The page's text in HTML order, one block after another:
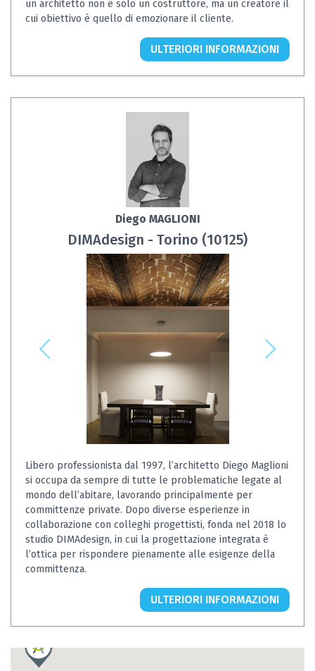
un architetto non è solo un costruttore, ma un creatore il
cui obiettivo è quello di emozionare il cliente.
ULTERIORI INFORMAZIONI
Diego MAGLIONI
DIMAdesign - Torino (10125)
Libero professionista dal 1997, l’architetto Diego Maglioni
si occupa da sempre di tutte le problematiche legate al
mondo dell’abitare, lavorando principalmente per
committenze private. Dopo diverse esperienze in
collaborazione con colleghi progettisti, fonda nel 2018 lo
studio DIMAdesign, in cui la progettazione integrata è
l’ottica per rispondere pienamente alle esigenze della
committenza.
ULTERIORI INFORMAZIONI